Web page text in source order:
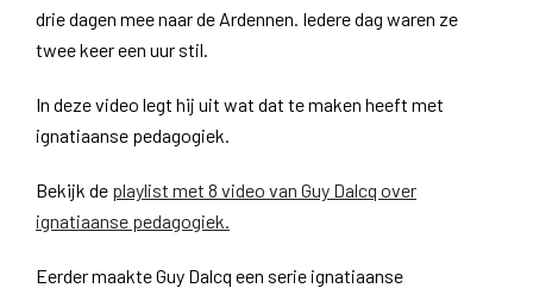
drie dagen mee naar de Ardennen. Iedere dag waren ze
twee keer een uur stil.
In deze video legt hij uit wat dat te maken heeft met
ignatiaanse pedagogiek.
Bekijk de playlist met 8 video van Guy Dalcq over
ignatiaanse pedagogiek.
Eerder maakte Guy Dalcq een serie ignatiaanse